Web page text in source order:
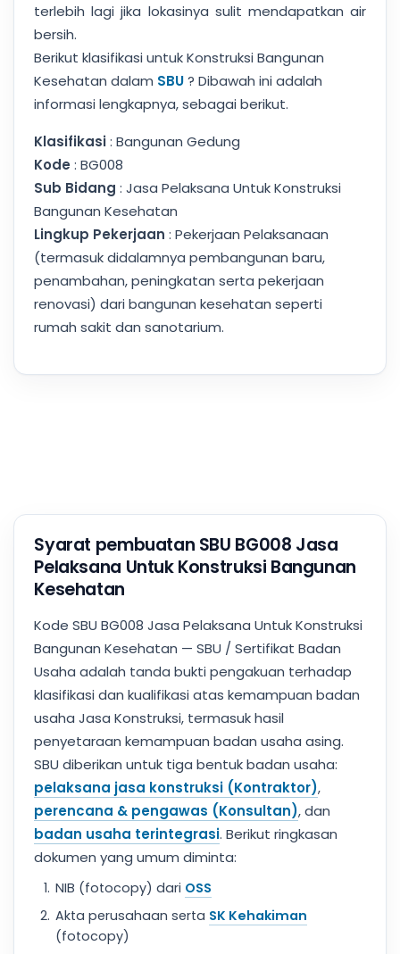
terlebih lagi jika lokasinya sulit mendapatkan air
bersih.
Berikut klasifikasi untuk Konstruksi Bangunan
Kesehatan dalam SBU? Dibawah ini adalah
informasi lengkapnya, sebagai berikut.
Klasifikasi: Bangunan Gedung
Kode : BG008
Sub Bidang : Jasa Pelaksana Untuk Konstruksi
Bangunan Kesehatan
Lingkup Pekerjaan : Pekerjaan Pelaksanaan
(termasuk didalamnya pembangunan baru,
penambahan, peningkatan serta pekerjaan
renovasi) dari bangunan kesehatan seperti
rumah sakit dan sanotarium.
Syarat pembuatan SBU BG008 Jasa
Pelaksana Untuk Konstruksi Bangunan
Kesehatan
Kode SBU BG008 Jasa Pelaksana Untuk Konstruksi
Bangunan Kesehatan — SBU / Sertifikat Badan
Usaha adalah tanda bukti pengakuan terhadap
klasifikasi dan kualifikasi atas kemampuan badan
usaha Jasa Konstruksi, termasuk hasil
penyetaraan kemampuan badan usaha asing.
SBU diberikan untuk tiga bentuk badan usaha:
pelaksana jasa konstruksi (Kontraktor),
perencana & pengawas (Konsultan), dan
badan usaha terintegrasi. Berikut ringkasan
dokumen yang umum diminta:
NIB (fotocopy) dari OSS
Akta perusahaan serta SK Kehakiman
(fotocopy)